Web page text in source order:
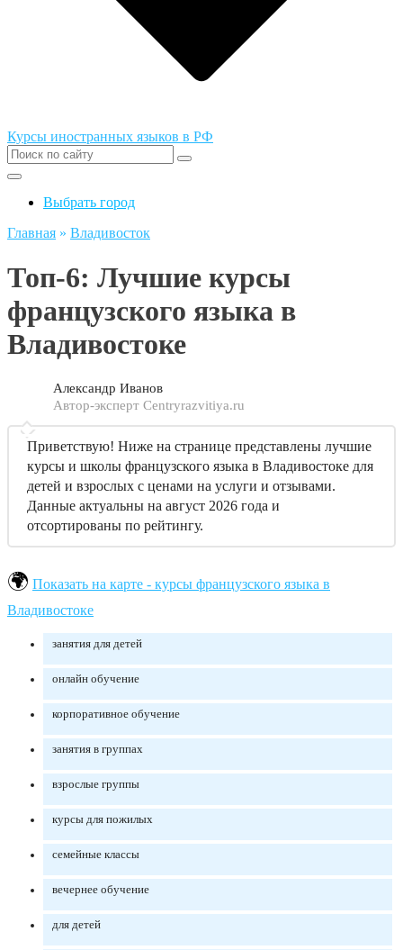
Курсы иностранных языков в РФ
Выбрать город
Главная » Владивосток
Топ-6: Лучшие курсы
французского языка в
Владивостоке
Александр Иванов
Автор-эксперт Centryrazvitiya.ru
Приветствую! Ниже на странице представлены лучшие
курсы и школы французского языка в Владивостоке для
детей и взрослых с ценами на услуги и отзывами.
Данные актуальны на август 2026 года и
отсортированы по рейтингу.
Показать на карте - курсы французского языка в
Владивостоке
занятия для детей
онлайн обучение
корпоративное обучение
занятия в группах
взрослые группы
курсы для пожилых
семейные классы
вечернее обучение
для детей